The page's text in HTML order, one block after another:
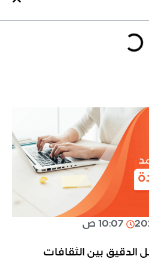
10:07 ص
الدقيق بين الثقافات